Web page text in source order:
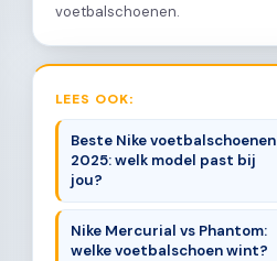
voetbalschoenen.
LEES OOK:
Beste Nike voetbalschoenen
2025: welk model past bij
jou?
Nike Mercurial vs Phantom:
welke voetbalschoen wint?